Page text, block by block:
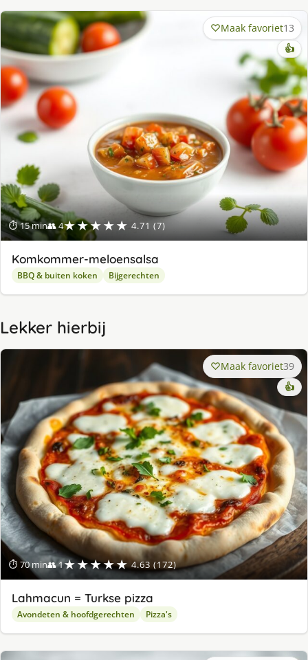
⏱ 15 min👥 4★★★★★ 4.71 (7)
Maak favoriet13
👍
Komkommer-meloensalsa
BBQ & buiten koken Bijgerechten
Lekker hierbij
⏱ 70 min👥 1★★★★★ 4.63 (172)
Maak favoriet39
👍
Lahmacun = Turkse pizza
Avondeten & hoofdgerechten Pizza's